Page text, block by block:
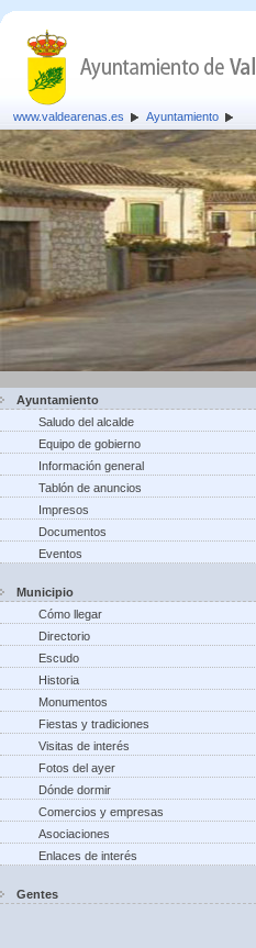
www.valdearenas.es Ayuntamiento
Ayuntamiento
Saludo del alcalde
Equipo de gobierno
Información general
Tablón de anuncios
Impresos
Documentos
Eventos
Municipio
Cómo llegar
Directorio
Escudo
Historia
Monumentos
Fiestas y tradiciones
Visitas de interés
Fotos del ayer
Dónde dormir
Comercios y empresas
Asociaciones
Enlaces de interés
Gentes